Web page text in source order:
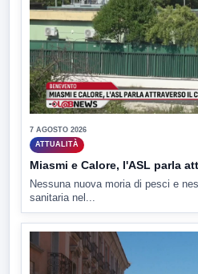
7 AGOSTO 2026
ATTUALITÀ
Miasmi e Calore, l'ASL parla
Nessuna nuova moria di pesci e
sanitaria nel...